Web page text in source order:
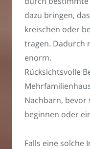
dazu bringen,
kreischen oder
tragen. Dadurch
enorm.
Rücksichtsvolle
Nachbarn,
beginnen oder
Falls eine solche